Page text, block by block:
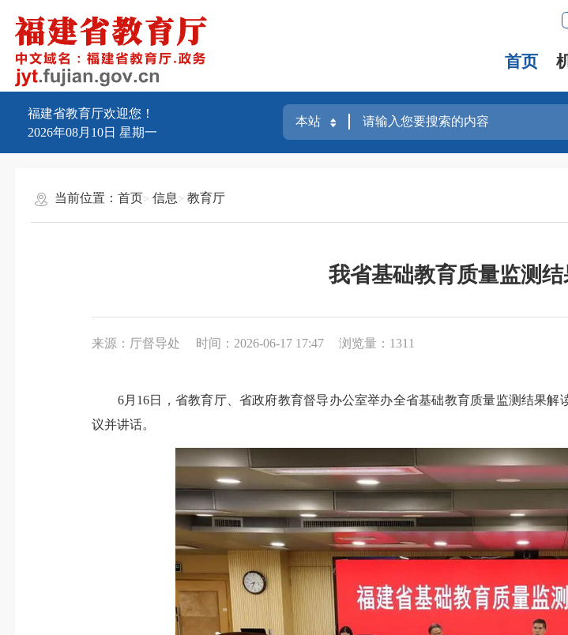
首页
福建省教育厅欢迎您！
2026年08月10日 星期一
当前位置：首页 信息 教育厅
我省基础教育质量监测
来源：厅督导处 时间：2026-06-17 17:47 浏览量：1311
6月16日，省教育厅、省政府教育督导办公室举办全省基础教育质量监测结果解
议并讲话。